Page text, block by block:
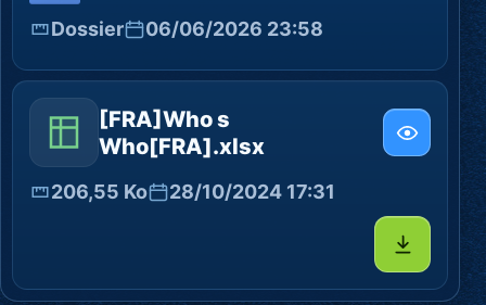
Dossier 06/06/2026 23:58
[FRA]Who s
Who[FRA].xlsx
206,55 Ko 28/10/2024 17:31